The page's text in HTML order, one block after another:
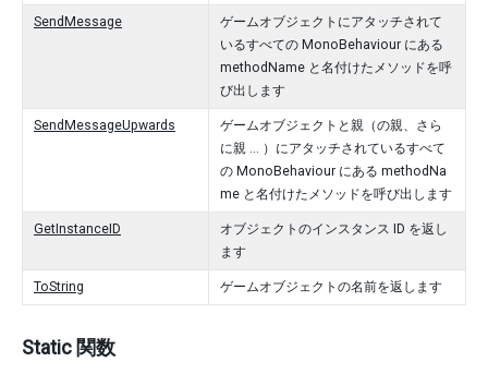
SendMessage
ゲームオブジェクトにアタッチされて
いるすべての MonoBehaviour にある
methodName と名付けたメソッドを呼
び出します
SendMessageUpwards
ゲームオブジェクトと親（の親、さら
に親 ... ）にアタッチされているすべて
の MonoBehaviour にある methodNa
me と名付けたメソッドを呼び出します
GetInstanceID
オブジェクトのインスタンス ID を返し
ます
ToString ゲームオブジェクトの名前を返します
Static 関数